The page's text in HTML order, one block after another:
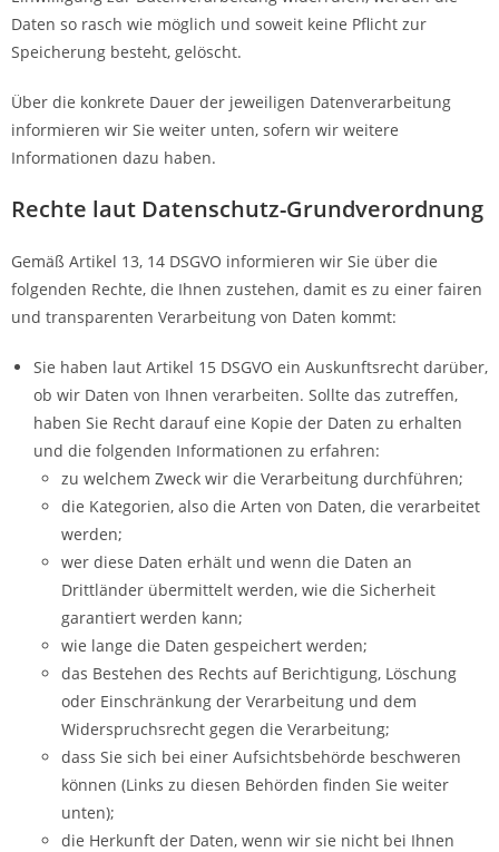
Daten so rasch wie möglich und soweit keine Pflicht zur
Speicherung besteht, gelöscht.
Über die konkrete Dauer der jeweiligen Datenverarbeitung
informieren wir Sie weiter unten, sofern wir weitere
Informationen dazu haben.
Rechte laut Datenschutz-Grundverordnung
Gemäß Artikel 13, 14 DSGVO informieren wir Sie über die
folgenden Rechte, die Ihnen zustehen, damit es zu einer fairen
und transparenten Verarbeitung von Daten kommt:
Sie haben laut Artikel 15 DSGVO ein Auskunftsrecht darüber,
ob wir Daten von Ihnen verarbeiten. Sollte das zutreffen,
haben Sie Recht darauf eine Kopie der Daten zu erhalten
und die folgenden Informationen zu erfahren:
zu welchem Zweck wir die Verarbeitung durchführen;
die Kategorien, also die Arten von Daten, die verarbeitet
werden;
wer diese Daten erhält und wenn die Daten an
Drittländer übermittelt werden, wie die Sicherheit
garantiert werden kann;
wie lange die Daten gespeichert werden;
das Bestehen des Rechts auf Berichtigung, Löschung
oder Einschränkung der Verarbeitung und dem
Widerspruchsrecht gegen die Verarbeitung;
dass Sie sich bei einer Aufsichtsbehörde beschweren
können (Links zu diesen Behörden finden Sie weiter
unten);
die Herkunft der Daten, wenn wir sie nicht bei Ihnen